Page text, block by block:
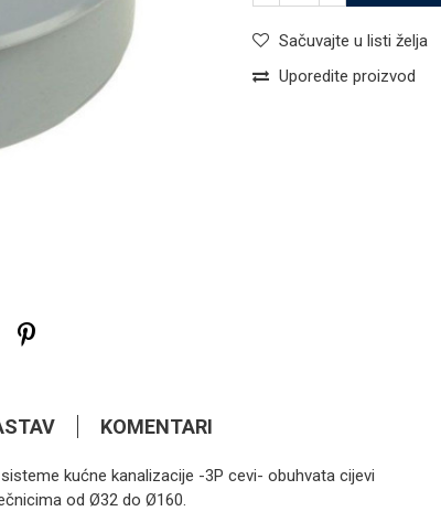
Sačuvajte u listi želja
Uporedite proizvod
KOMENTARI
kućne kanalizacije -3P cevi- obuhvata cijevi
od Ø32 do Ø160.
PVC ELEMENTI 1,35